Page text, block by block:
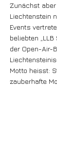
Zunächst
Liechtenstein
Events
beliebten
der Open-Air-
Motto heisst:
zauberhafte